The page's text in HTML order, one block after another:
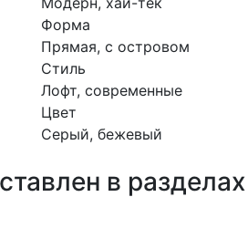
Форма
Прямая, с островом
Стиль
Лофт, современные
Цвет
Серый, бежевый
в разделах